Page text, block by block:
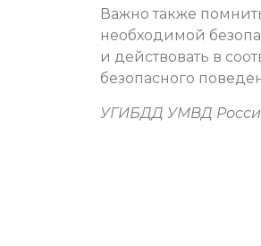
Важно также
необходимой
и действовать в
безопасного
УГИБДД УМВД